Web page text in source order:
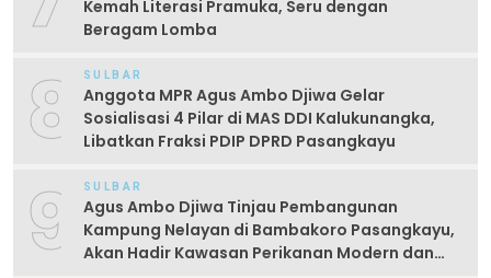
Kemah Literasi Pramuka, Seru dengan
Beragam Lomba
8 SULBAR
Anggota MPR Agus Ambo Djiwa Gelar
Sosialisasi 4 Pilar di MAS DDI Kalukunangka,
Libatkan Fraksi PDIP DPRD Pasangkayu
9 SULBAR
Agus Ambo Djiwa Tinjau Pembangunan
Kampung Nelayan di Bambakoro Pasangkayu,
Akan Hadir Kawasan Perikanan Modern dan